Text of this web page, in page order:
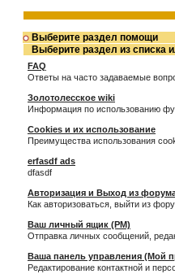
Выберите раздел помощи
Выберите раздел из списка
FAQ
Ответы на часто задаваемые
Золотолесское wiki
Информация по использованию
Cookies и их использование
Преимущества использования
erfasdf ads
dfasdf
Авторизация и Выход из
Как авторизоваться, выйти из
Ваш личный ящик (PM)
Отправка личных сообщений,
Ваша панель управления (Мой
Редактирование контактной и